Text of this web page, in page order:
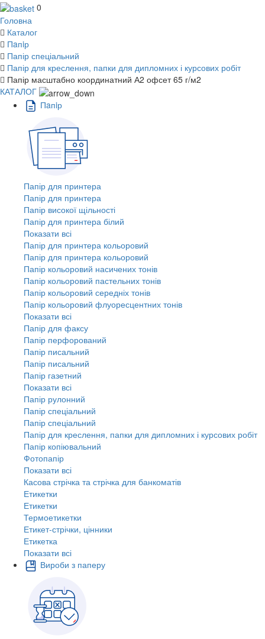
0
Головна
Каталог
Пaпiр
Папір спеціальний
Папір для креслення, папки для дипломних і курсових робіт
Папір масштабно координатний А2 офсет 65 г/м2
КАТАЛОГ
Пaпiр
Папір для принтера
Папір для принтера
Папір високої щільності
Папір для принтера білий
Показати всі
Папір для принтера кольоровий
Папір для принтера кольоровий
Папір кольоровий насичених тонів
Папір кольоровий пастельних тонів
Папір кольоровий середніх тонів
Папір кольоровий флуоресцентних тонів
Показати всі
Папір для факсу
Папір перфорований
Папір писальний
Папір писальний
Папір газетний
Показати всі
Папір рулонний
Папір спеціальний
Папір спеціальний
Папір для креслення, папки для дипломних і курсових робіт
Папір копіювальний
Фотопапір
Показати всі
Касова стрічка та стрічка для банкоматів
Етикетки
Етикетки
Термоетикетки
Етикет-стрічки, цінники
Етикетка
Показати всі
Вироби з паперу